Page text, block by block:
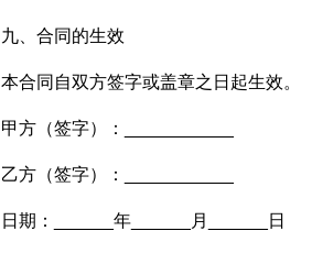
九、合同的生效
本合同自双方签字或盖章之日起生效。
甲方（签字）：___________
乙方（签字）：___________
日期：______年______月______日